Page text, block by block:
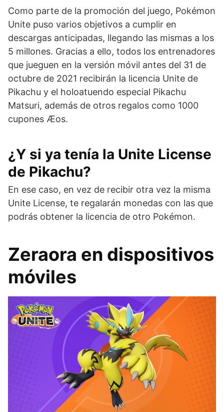
Como parte de la promoción del juego, Pokémon
Unite puso varios objetivos a cumplir en
descargas anticipadas, llegando las mismas a los
5 millones. Gracias a ello, todos los entrenadores
que jueguen en la versión móvil antes del 31 de
octubre de 2021 recibirán la licencia Unite de
Pikachu y el holoatuendo especial Pikachu
Matsuri, además de otros regalos como 1000
cupones Æos.
¿Y si ya tenía la Unite License
de Pikachu?
En ese caso, en vez de recibir otra vez la misma
Unite License, te regalarán monedas con las que
podrás obtener la licencia de otro Pokémon.
Zeraora en dispositivos
móviles